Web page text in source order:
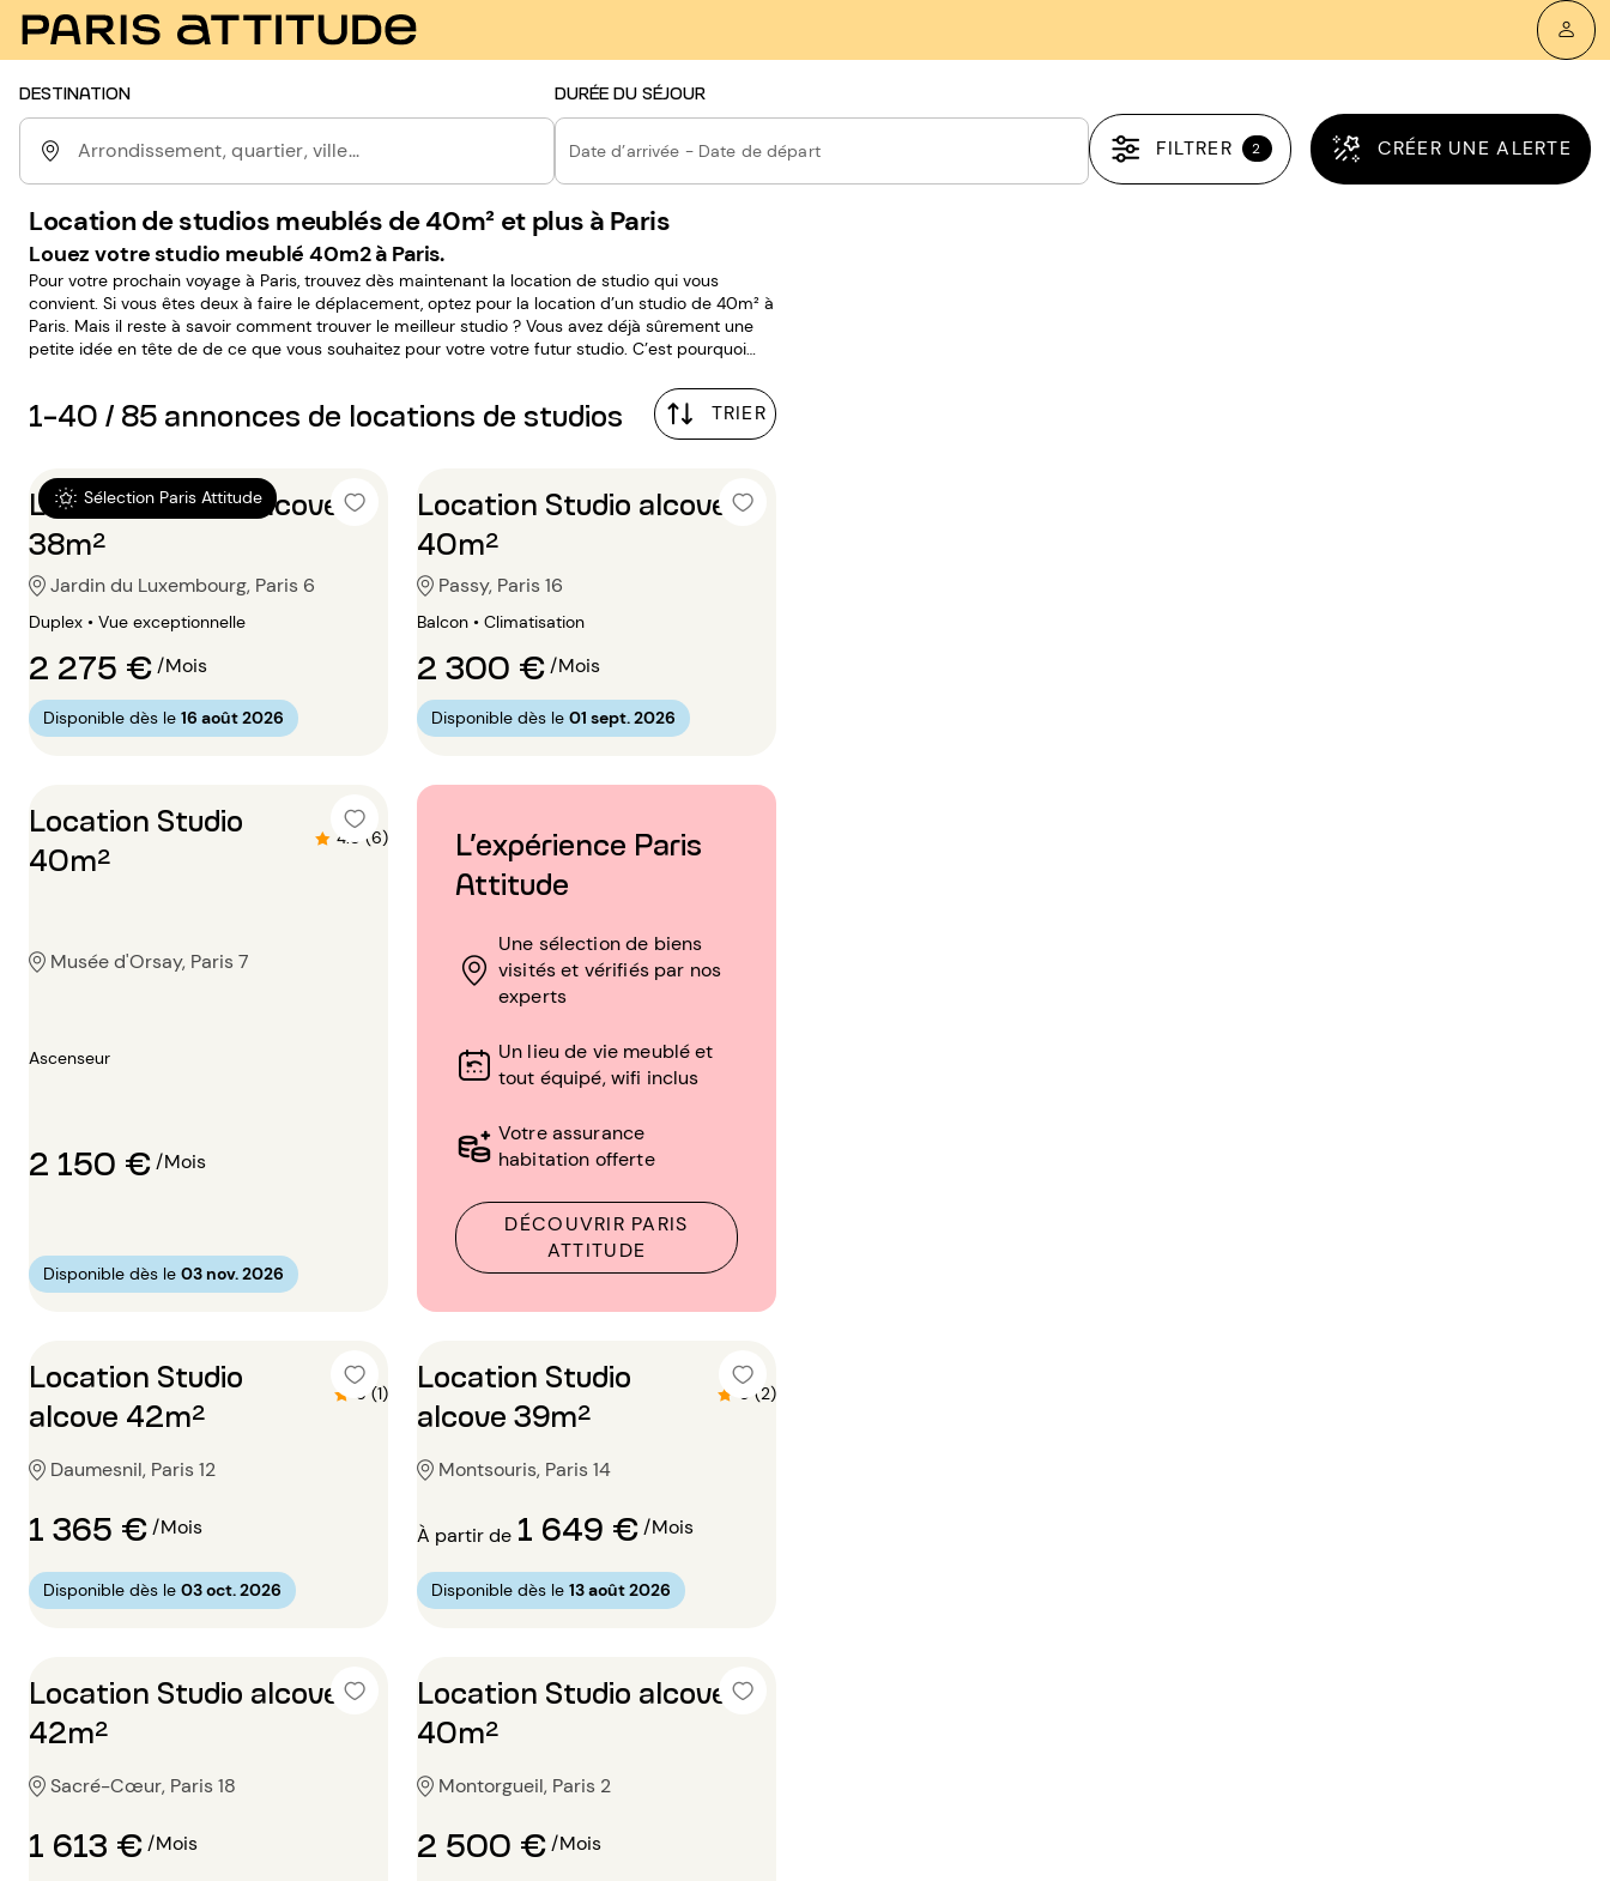
DESTINATION
Arrondissement, quartier, ville...
DURÉE DU SÉJOUR
Date d’arrivée - Date de départ FILTRER 2 CRÉER UNE ALERTE
Location de studios meublés de 40m² et plus à Paris
Louez votre studio meublé 40m2 à Paris.
Pour votre prochain voyage à Paris, trouvez dès maintenant la location de studio qui vous
convient. Si vous êtes deux à faire le déplacement, optez pour la location d’un studio de 40m² à
Paris. Mais il reste à savoir comment trouver le meilleur studio ? Vous avez déjà sûrement une
petite idée en tête de de ce que vous souhaitez pour votre votre futur studio. C’est pourquoi
satisfaire à l’aide des résultats les plus précis. Ensuite, à vous de sélectionner la location de
studio de 40m² qui vous correspond.
1-40 / 85 annonces de locations de studios TRIER
L’expérience Paris
Attitude
Une sélection de biens
visités et vérifiés par nos
experts
Un lieu de vie meublé et
tout équipé, wifi inclus
Votre assurance
habitation offerte
DÉCOUVRIR PARIS
ATTITUDE
Sélection Paris Attitude
Location Studio alcove
38m²
Jardin du Luxembourg, Paris 6
Duplex • Vue exceptionnelle
2 275 €/Mois
Disponible dès le 16 août 2026
Location Studio alcove
40m²
Passy, Paris 16
Balcon • Climatisation
2 300 €/Mois
Disponible dès le 01 sept. 2026
Location Studio
40m²
4.8 (6)
Musée d'Orsay, Paris 7
Ascenseur
2 150 €/Mois
Disponible dès le 03 nov. 2026
Location Studio
alcove 42m²
5 (1)
Daumesnil, Paris 12
1 365 €/Mois
Disponible dès le 03 oct. 2026
Location Studio
alcove 39m²
5 (2)
Montsouris, Paris 14
À partir de 1 649 €/Mois
Disponible dès le 13 août 2026
Location Studio alcove
42m²
Sacré-Cœur, Paris 18
1 613 €/Mois
Location Studio alcove
40m²
Montorgueil, Paris 2
2 500 €/Mois